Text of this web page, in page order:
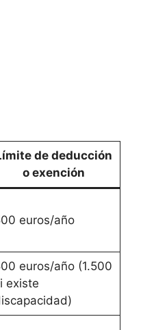
de deducción
o exención
euros/año
euros/año (1.500
existe